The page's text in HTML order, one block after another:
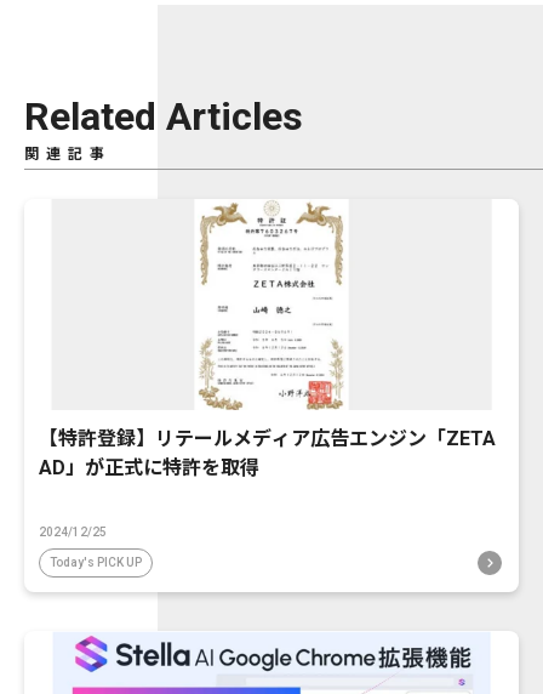
Related Articles
関連記事
【特許登録】リテールメディア広告エンジン「ZETA
AD」が正式に特許を取得
2024/12/25
Today's PICK UP